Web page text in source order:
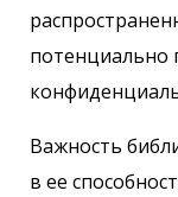
потенциально
Важность
в ее